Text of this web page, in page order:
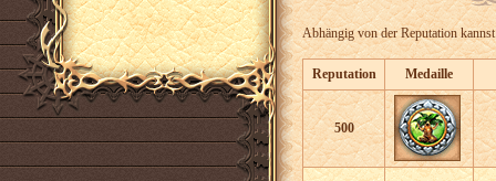
Abhängig von der Reputation
Reputation Medaille
500